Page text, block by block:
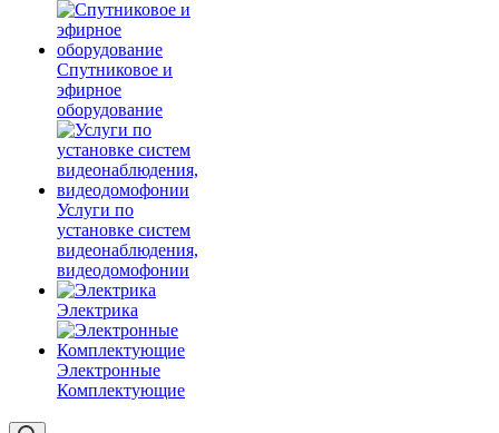
Спутниковое и
эфирное
оборудование
Услуги по
установке систем
видеонаблюдения,
видеодомофонии
Электрика
Электронные
Комплектующие